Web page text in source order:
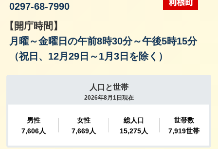
0297-68-7990
【開庁時間】
月曜～金曜日の午前8時30分～午後5時15分
（祝日、12月29日～1月3日を除く）